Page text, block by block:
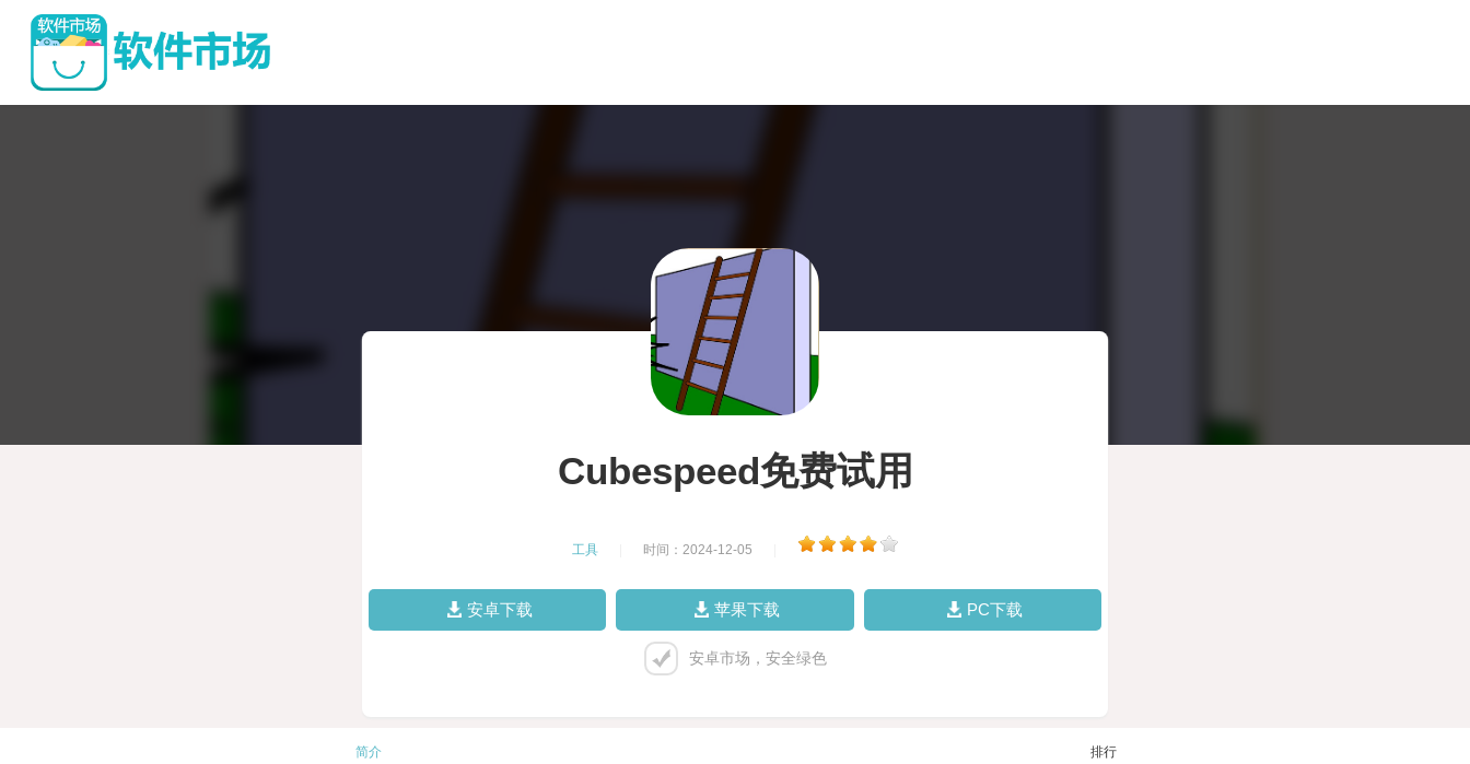
Cubespeed免费试用
工具 时间：2024-12-05
安卓下载 苹果下载 PC下载
安卓市场，安全绿色
简介 排行